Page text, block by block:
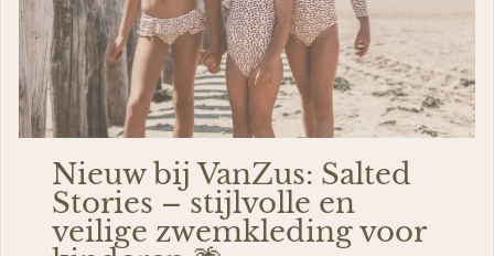
Nieuw bij VanZus: Salted
Stories – stijlvolle en
veilige zwemkleding voor